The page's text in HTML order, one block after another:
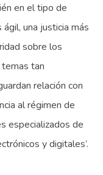
en el tipo de
una justicia más
sobre los
tan
relación con
al régimen de
especializados de
y digitales’.